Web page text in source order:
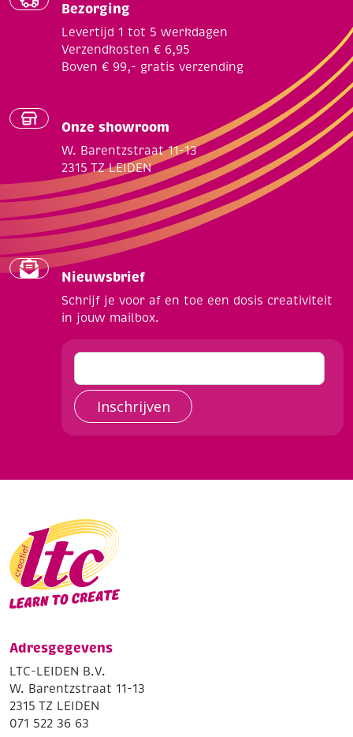
Bezorging
Levertijd 1 tot 5 werkdagen
Verzendkosten € 6,95
Boven € 99,- gratis verzending
Onze showroom
W. Barentzstraat 11-13
2315 TZ LEIDEN
Nieuwsbrief
Schrijf je voor af en toe een dosis creativiteit
in jouw mailbox.
Inschrijven
Adresgegevens
LTC-LEIDEN B.V.
W. Barentzstraat 11-13
2315 TZ LEIDEN
071 522 36 63